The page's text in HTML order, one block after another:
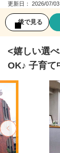
更新日： 2026/07/
後で見る
<嬉しい選
OK♪ 子育て